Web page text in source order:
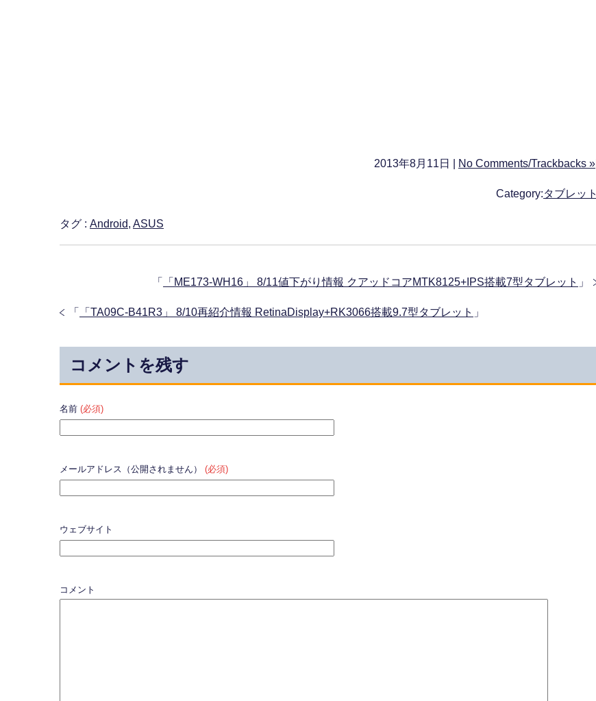
2013年8月11日 | No Comments/Trackbacks »
Category:タブレット
タグ : Android, ASUS
「 「ME173-WH16」 8/11値下がり情報 クアッドコアMTK8125+IPS搭載7型タブレット 」
「 「TA09C-B41R3」 8/10再紹介情報 RetinaDisplay+RK3066搭載9.7型タブレット 」
コメントを残す
名前 (必須)
メールアドレス（公開されません） (必須)
ウェブサイト
コメント